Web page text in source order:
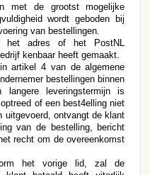
met de grootst mogelijke
wordt geboden bij
van bestellingen.
adres of het PostNL
kenbaar heeft gemaakt.
artikel 4 van de algemene
bestellingen binnen
leveringstermijn is
of een best4elling niet
uitgevoerd, ontvangt de klant
van de bestelling, bericht
recht om de overeenkomst
het vorige lid, zal de